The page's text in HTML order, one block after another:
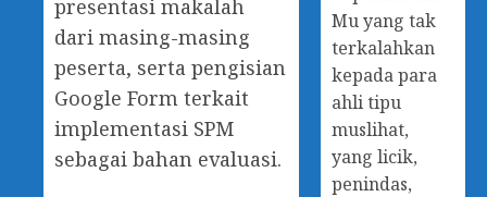
presentasi makalah
dari masing-masing
peserta, serta pengisian
Google Form terkait
implementasi SPM
sebagai bahan evaluasi.
Mu yang tak
terkalahkan
kepada para
ahli tipu
muslihat,
yang licik,
penindas,